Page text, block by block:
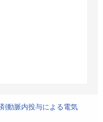
動脈内投与による電気